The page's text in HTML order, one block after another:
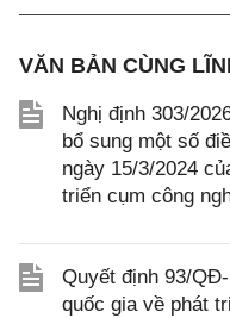
VĂN BẢN CÙNG
Nghị định 303/
bổ sung một số
ngày 15/3/2024
triển cụm công
Quyết định 93/
quốc gia về phát